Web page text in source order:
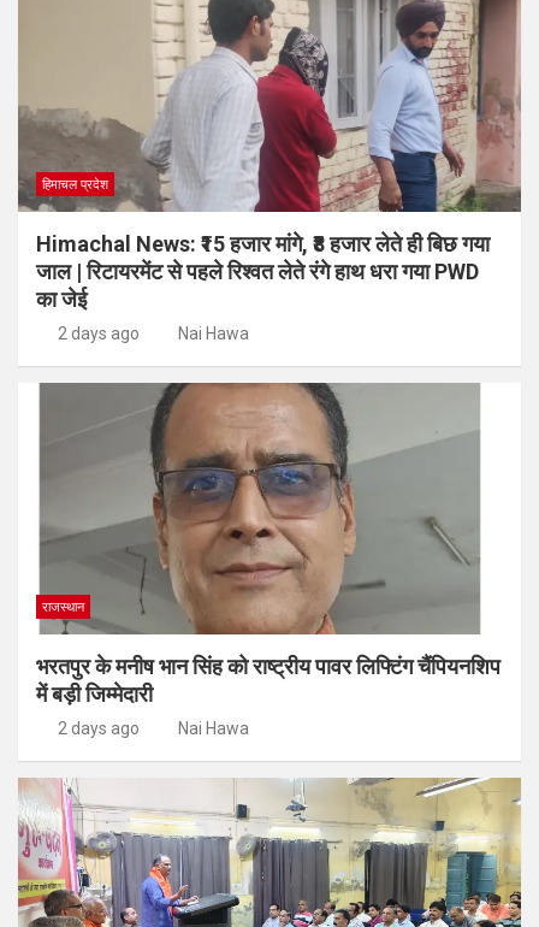
हिमाचल प्रदेश
Himachal News: ₹15 हजार मांगे, ₹8 हजार लेते ही बिछ गया
जाल | रिटायरमेंट से पहले रिश्वत लेते रंगे हाथ धरा गया PWD
का जेई
2 days ago Nai Hawa
राजस्थान
भरतपुर के मनीष भान सिंह को राष्ट्रीय पावर लिफ्टिंग चैंपियनशिप
में बड़ी जिम्मेदारी
2 days ago Nai Hawa